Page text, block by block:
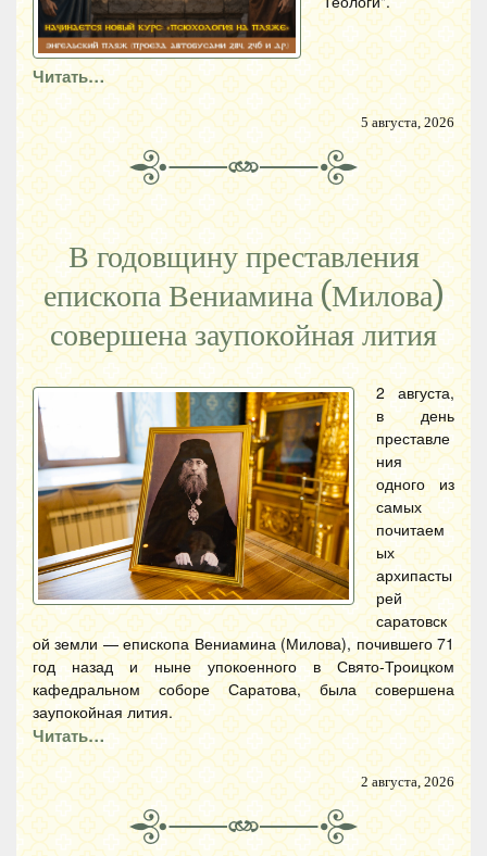
Читать…
5 августа, 2026
В годовщину преставления
епископа Вениамина (Милова)
совершена заупокойная лития
2 августа,
в день
преставле
ния
одного из
самых
почитаем
ых
архипасты
рей
саратовск
ой земли — епископа Вениамина (Милова), почившего 71
год назад и ныне упокоенного в Свято-Троицком
кафедральном соборе Саратова, была совершена
заупокойная лития.
Читать…
2 августа, 2026